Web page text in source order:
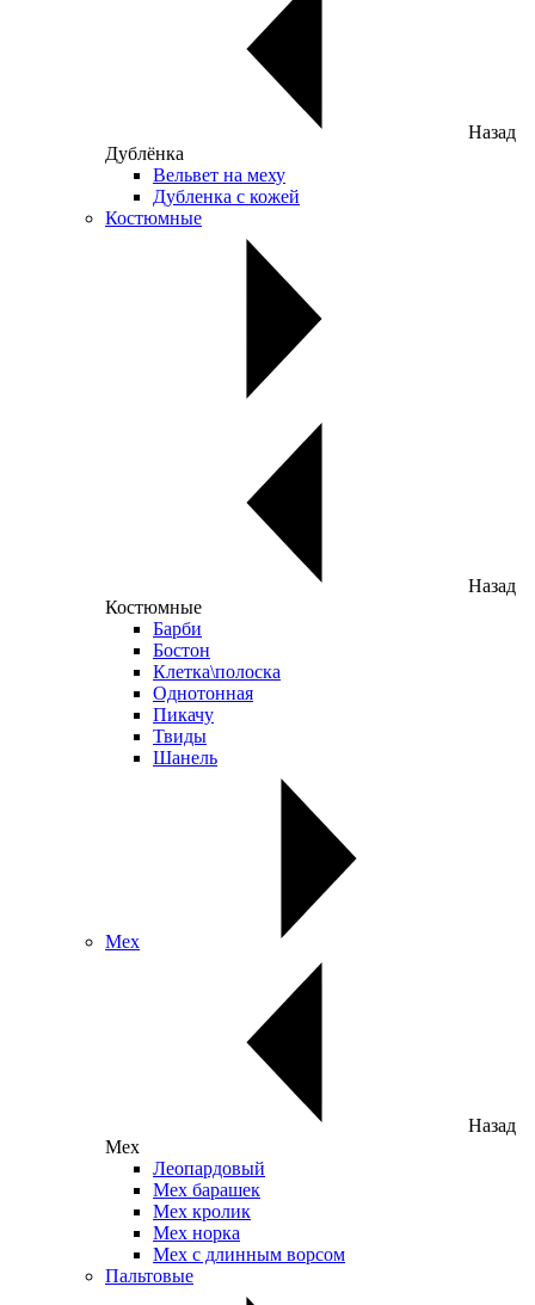
Назад
Дублёнка
Вельвет на меху
Дубленка с кожей
Костюмные
Назад
Костюмные
Барби
Бостон
Клетка\полоска
Однотонная
Пикачу
Твиды
Шанель
Мех
Назад
Мех
Леопардовый
Мех барашек
Мех кролик
Мех норка
Мех с длинным ворсом
Пальтовые